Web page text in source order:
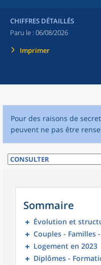
CHIFFRES DÉTAILLÉS
Paru le : 06/08/2026
Imprimer
Pour des raisons de
peuvent ne pas être
Sommaire
Évolution et
Couples - Familles
Logement en 2023
Diplômes -